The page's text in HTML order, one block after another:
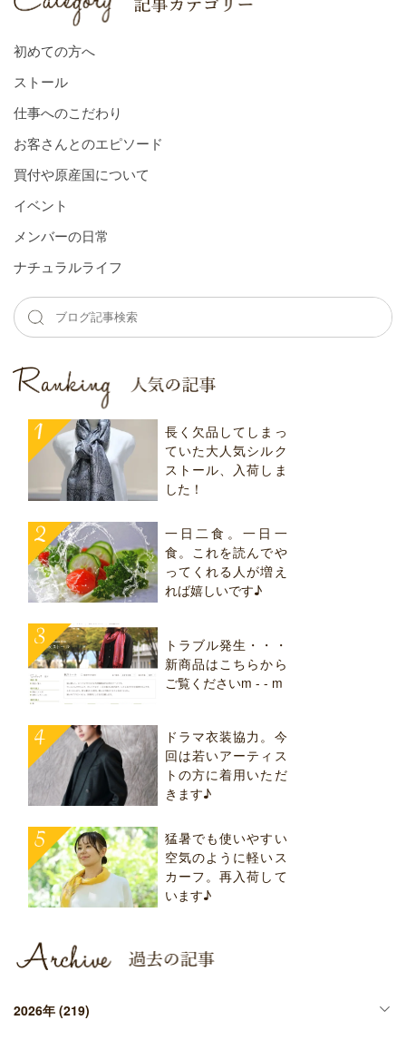
初めての方へ
ストール
仕事へのこだわり
お客さんとのエピソード
買付や原産国について
イベント
メンバーの⽇常
ナチュラルライフ
長く欠品してしまっ
ていた大人気シルク
ストール、入荷しま
した！
一日二食。一日一
食。これを読んでや
ってくれる人が増え
れば嬉しいです♪
トラブル発生・・・
新商品はこちらから
ご覧くださいm - - m
ドラマ衣装協力。今
回は若いアーティス
トの方に着用いただ
きます♪
猛暑でも使いやすい
空気のように軽いス
カーフ。再入荷して
います♪
2026年 (219)